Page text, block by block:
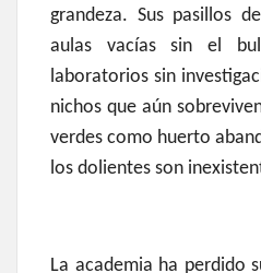
grandeza. Sus pasillos
aulas vacías sin el
laboratorios sin
nichos que aún
verdes como huerto
los dolientes son
La academia ha perdido